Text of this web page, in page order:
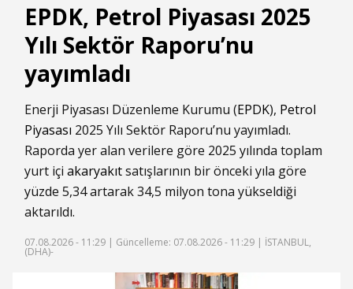
EPDK, Petrol Piyasası 2025
Yılı Sektör Raporu’nu
yayımladı
Enerji Piyasası Düzenleme Kurumu (EPDK), Petrol
Piyasası 2025 Yılı Sektör Raporu’nu yayımladı.
Raporda yer alan verilere göre 2025 yılında toplam
yurt içi akaryakıtsatışlarının bir önceki yıla göre
yüzde 5,34 artarak 34,5 milyon tona yükseldiği
aktarıldı.
07.08.2026 - 11:29 | Güncelleme: 07.08.2026 - 11:29 | İSTANBUL,
(DHA)-